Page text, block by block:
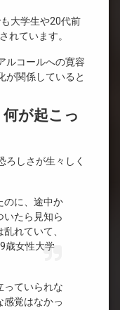
大学生や20代前
れています。
ルコールへの寛容
が関係していると
が起こっ
ろしさが生々しく
のに、途中か
いたら見知ら
れていて、
歳女性大学
っていられな
感覚はなかっ